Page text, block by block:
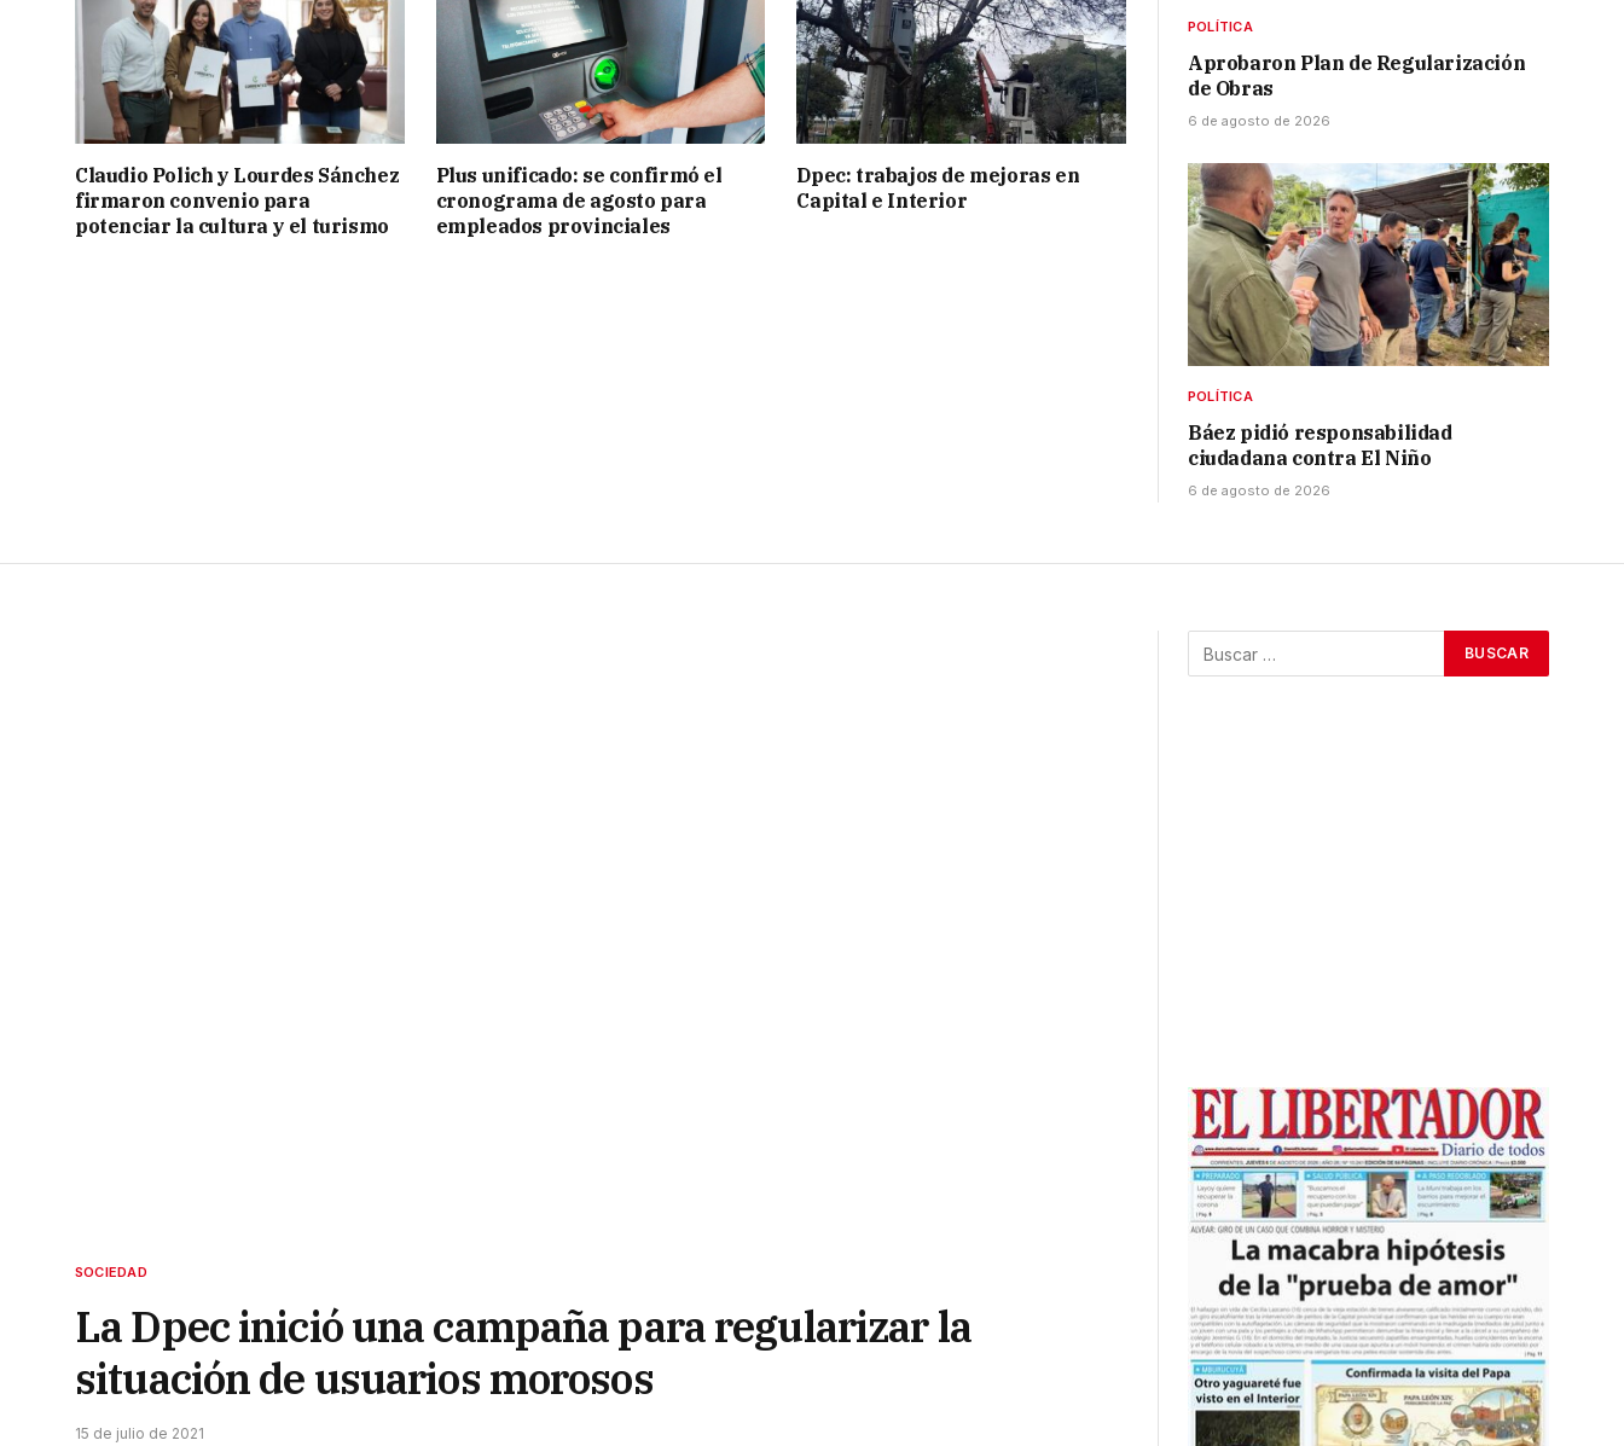
Claudio Polich y Lourdes Sánchez
firmaron convenio para
potenciar la cultura y el turismo
Plus unificado: se confirmó el
cronograma de agosto para
empleados provinciales
Dpec: trabajos de mejoras en
Capital e Interior
POLÍTICA
Aprobaron Plan de Regularización
de Obras
6 de agosto de 2026
POLÍTICA
Báez pidió responsabilidad
ciudadana contra El Niño
6 de agosto de 2026
SOCIEDAD
La Dpec inició una campaña para regularizar la
situación de usuarios morosos
15 de julio de 2021